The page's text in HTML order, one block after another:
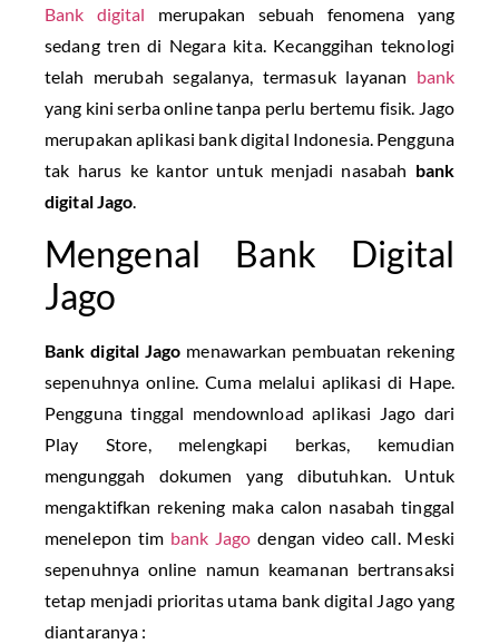
Bank digital merupakan sebuah fenomena yang
sedang tren di Negara kita. Kecanggihan teknologi
telah merubah segalanya, termasuk layanan bank
yang kini serba online tanpa perlu bertemu fisik. Jago
merupakan aplikasi bank digital Indonesia. Pengguna
tak harus ke kantor untuk menjadi nasabah bank
digital Jago.
Mengenal Bank Digital
Jago
Bank digital Jago menawarkan pembuatan rekening
sepenuhnya online. Cuma melalui aplikasi di Hape.
Pengguna tinggal mendownload aplikasi Jago dari
Play Store, melengkapi berkas, kemudian
mengunggah dokumen yang dibutuhkan. Untuk
mengaktifkan rekening maka calon nasabah tinggal
menelepon tim bank Jago dengan video call. Meski
sepenuhnya online namun keamanan bertransaksi
tetap menjadi prioritas utama bank digital Jago yang
diantaranya :